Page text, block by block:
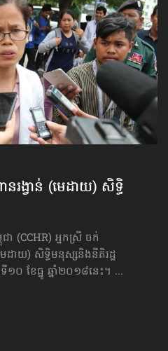
ង្វាន់ (មេដាយ) សិទ្ធិ
(CCHR) អ្នកស្រី ចក់
ដាយ) សិទ្ធិមនុស្សនិងនីតិរដ្ឋ
ទី១០ ខែធ្នូ ឆ្នាំ២០១៨នេះ។ ...